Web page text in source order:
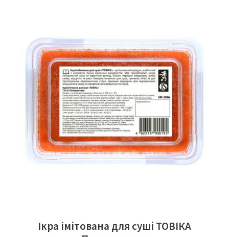
ЧИТАТИ ДАЛІ
Ікра імітована для суші ТОВІКА